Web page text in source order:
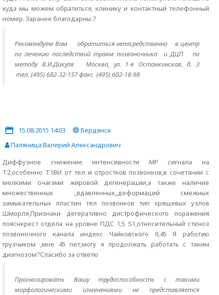
куда мы можем обратиться, клинику и контактный телефонный
номер. Заранее благодарны.7
Рекомендуем Вам обратиться непосредственно
в центр
по лечению последствий травм позвоночника и ДЦП по
методу В.И.Дикуля Москва, ул. 1-я Останкинская, д. 3
тел. (495) 682-32-157 факс (495) 602-18-98
15.08.2015 14:03
Бердянск
Паляница Валерий Александрович
Диффузное снижение интенсивности МР сигнала на
Т2,особенно Т1ВИ от тел и отростков позвонков,в сочетании с
мелкими очагами жировой дегенерации,а также наличие
множественных ,,вдавленных,,деформаций смежных
замыкательных пластин тел позвонков тип хрящевых узлов
Шморля,Признаки дегеративно дистрофического поражения
пояснкрест отдела на уровне ПДС 1,5 S1,относительный стеноз
позвоночного канала индекс Чайковского 0,45 Я работаю
грузчиком ,мне 45 лет,могу я продолжать работать с таким
диагнозом?Спасибо за ответю
Прогнозировать Вашу трудоспособность с такими
морфологическими изменениями не представляется